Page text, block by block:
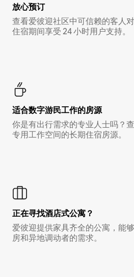
放心预订
查看爱彼迎社区中可信赖的客人
住宿期间享受 24 小时用户支持。
适合数字游民工作的房源
你是有出行需求的专业人士吗？
专用工作空间的长期住宿房源。
正在寻找酒店式公寓？
爱彼迎提供家具齐全的公寓，能
房和异地调动者的需求。